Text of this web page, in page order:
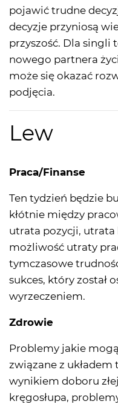
pojawić trudne
decyzje przyniosą
przyszość. Dla singli
nowego partnera
może się okazać
podjęcia.
Lew
Praca/Finanse
Ten tydzień będzie
kłótnie między
utrata pozycji,
możliwość utraty
tymczasowe
sukces, który został
wyrzeczeniem.
Zdrowie
Problemy jakie
związane z
wynikiem doboru
kręgosłupa,